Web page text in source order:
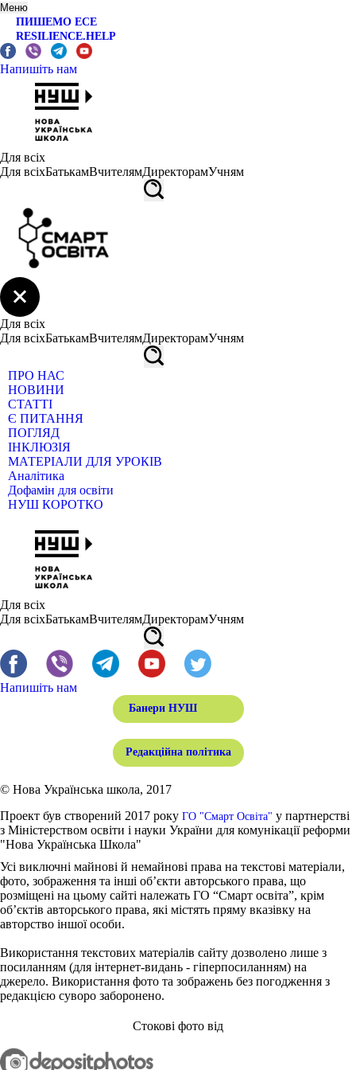
Меню
ПИШЕМО ЕСЕ
RESILIENCE.HELP
Напишіть нам
Для всіх
Для всіхБатькамВчителямДиректорамУчням
Для всіх
Для всіхБатькамВчителямДиректорамУчням
ПРО НАС
НОВИНИ
СТАТТІ
Є ПИТАННЯ
ПОГЛЯД
ІНКЛЮЗІЯ
МАТЕРІАЛИ ДЛЯ УРОКІВ
Аналітика
Дофамін для освіти
НУШ КОРОТКО
Для всіх
Для всіхБатькамВчителямДиректорамУчням
Напишіть нам
Банери НУШ
Редакційна політика
© Нова Українська школа, 2017
Проект був створений 2017 року ГО "Смарт Освіта" у партнерстві
з Міністерством освіти і науки України для комунікації реформи
"Нова Українська Школа"
Усі виключні майнові й немайнові права на текстові матеріали,
фото, зображення та інші об’єкти авторського права, що
розміщені на цьому сайті належать ГО “Смарт освіта”, крім
об’єктів авторського права, які містять пряму вказівку на
авторство іншої особи.
Використання текстових матеріалів сайту дозволено лише з
посиланням (для інтернет-видань - гіперпосиланням) на
джерело. Використання фото та зображень без погодження з
редакцією суворо заборонено.
Стокові фото від